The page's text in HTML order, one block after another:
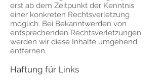
erst ab dem Zeitpunkt der Kenntnis
einer konkreten Rechtsverletzung
möglich. Bei Bekanntwerden von
entsprechenden Rechtsverletzungen
werden wir diese Inhalte umgehend
entfernen.
Haftung für Links